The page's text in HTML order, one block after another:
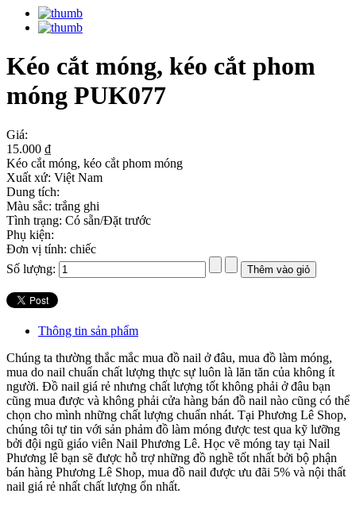
Kéo cắt móng, kéo cắt phom
móng PUK077
Giá:
15.000 ₫
Kéo cắt móng, kéo cắt phom móng
Xuất xứ: Việt Nam
Dung tích:
Màu sắc: trắng ghi
Tình trạng: Có sẵn/Đặt trước
Phụ kiện:
Đơn vị tính: chiếc
Số lượng:
Thông tin sản phẩm
Chúng ta thường thắc mắc mua đồ nail ở đâu, mua đồ làm móng,
mua do nail chuẩn chất lượng thực sự luôn là lăn tăn của không ít
người. Đồ nail giá rẻ nhưng chất lượng tốt không phải ở đâu bạn
cũng mua được và không phải cửa hàng bán đồ nail nào cũng có thể
chọn cho mình những chất lượng chuẩn nhát. Tại Phương Lê Shop,
chúng tôi tự tin với sản phảm đồ làm móng được test qua kỹ lưỡng
bởi đội ngũ giáo viên Nail Phương Lê. Học vẽ móng tay tại Nail
Phương lê bạn sẽ được hỗ trợ những đồ nghề tốt nhất bởi bộ phận
bán hàng Phương Lê Shop, mua đồ nail được ưu đãi 5% và nội thất
nail giá rẻ nhất chất lượng ổn nhất.